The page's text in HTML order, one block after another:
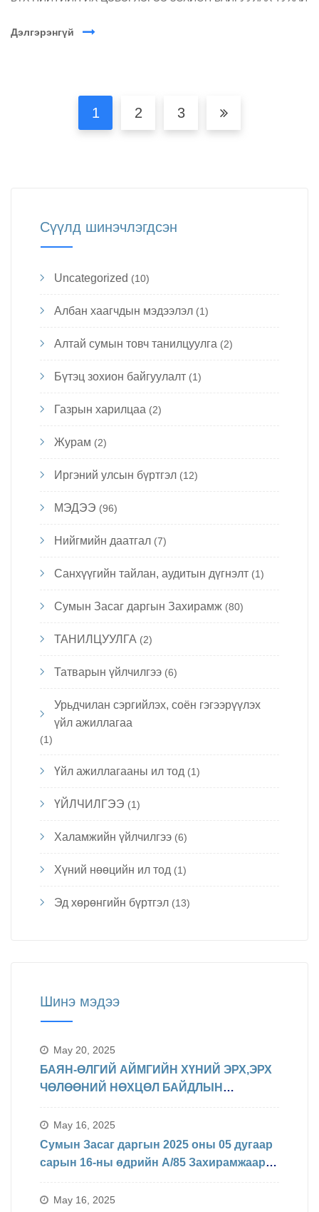
Дэлгэрэнгүй
1 2 3
Сүүлд шинэчлэгдсэн
Uncategorized (10)
Албан хаагчдын мэдээлэл (1)
Алтай сумын товч танилцуулга (2)
Бүтэц зохион байгуулалт (1)
Газрын харилцаа (2)
Журам (2)
Иргэний улсын бүртгэл (12)
МЭДЭЭ (96)
Нийгмийн даатгал (7)
Санхүүгийн тайлан, аудитын дүгнэлт (1)
Сумын Засаг даргын Захирамж (80)
ТАНИЛЦУУЛГА (2)
Татварын үйлчилгээ (6)
Урьдчилан сэргийлэх, соён гэгээрүүлэх
үйл ажиллагаа
(1)
Үйл ажиллагааны ил тод (1)
ҮЙЛЧИЛГЭЭ (1)
Халамжийн үйлчилгээ (6)
Хүний нөөцийн ил тод (1)
Эд хөрөнгийн бүртгэл (13)
Шинэ мэдээ
May 20, 2025
БАЯН-ӨЛГИЙ АЙМГИЙН ХҮНИЙ ЭРХ,ЭРХ
ЧӨЛӨӨНИЙ НӨХЦӨЛ БАЙДЛЫН
May 16, 2025
Сумын Засаг даргын 2025 оны 05 дугаар
сарын 16-ны өдрийн А/85 Захирамжаар
явагдахаар болсон.
May 16, 2025